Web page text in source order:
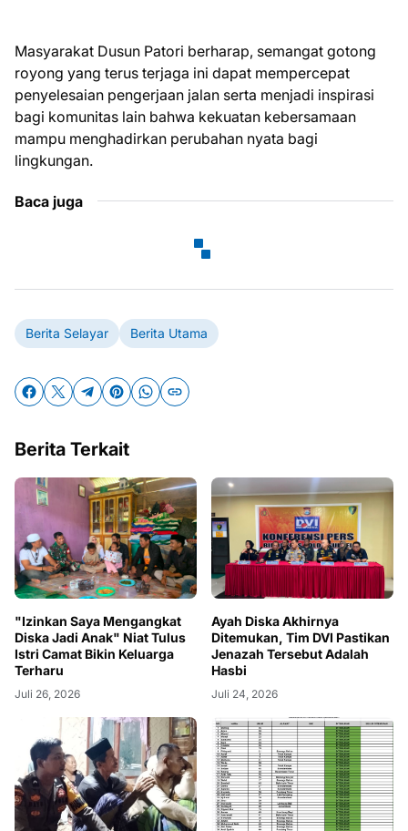
Masyarakat Dusun Patori berharap, semangat gotong
royong yang terus terjaga ini dapat mempercepat
penyelesaian pengerjaan jalan serta menjadi inspirasi
bagi komunitas lain bahwa kekuatan kebersamaan
mampu menghadirkan perubahan nyata bagi
lingkungan.
Baca juga
Berita Selayar Berita Utama
Berita Terkait
"Izinkan Saya Mengangkat
Diska Jadi Anak" Niat Tulus
Istri Camat Bikin Keluarga
Terharu
Juli 26, 2026
Ayah Diska Akhirnya
Ditemukan, Tim DVI Pastikan
Jenazah Tersebut Adalah
Hasbi
Juli 24, 2026